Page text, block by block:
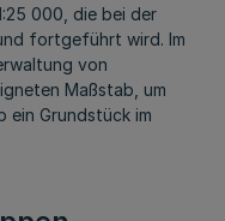
000, die bei der
fortgeführt wird. Im
von
Maßstab, um
ein Grundstück im